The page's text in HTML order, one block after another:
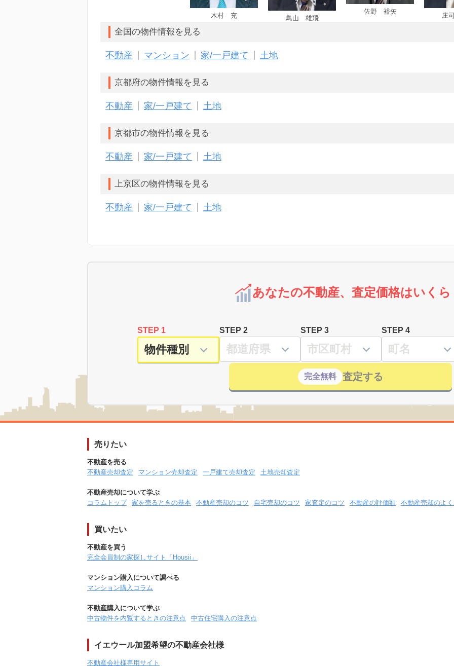
木村 充 鳥山 雄飛
佐野 裕矢
庄
全国の物件情報を見る
不動産 マンション 家/一戸建て 土地
京都府の物件情報を見る
不動産 家/一戸建て 土地
京都市の物件情報を見る
不動産 家/一戸建て 土地
上京区の物件情報を見る
不動産 家/一戸建て 土地
あなたの不動産、査定価格はいくら
STEP 1 STEP 2 STEP 3 STEP 4
完全無料 査定する
売りたい
不動産を売る
不動産売却査定
マンション売却査定 一戸建て売却査定 土地売却査定
不動産売却について学ぶ
コラムトップ
家を売るときの基本 不動産売却のコツ 自宅売却のコツ 家査定のコツ 不動産の評価額 不動産売却のよ
買いたい
不動産を買う
完全会員制の家探しサイト「Housii」
マンション購入について調べる
マンション購入コラム
不動産購入について学ぶ
中古物件を内覧するときの注意点
中古住宅購入の注意点
イエウール加盟希望の不動産会社様
不動産会社様専用サイト